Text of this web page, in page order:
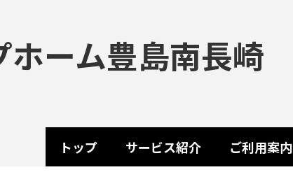
ーム豊島南長崎
トップ サービス紹介 ご利用案内